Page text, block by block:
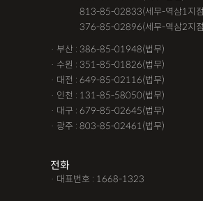
813-85-02833(세무-역삼1지
376-85-02896(세무-역삼2지
· 부산 : 386-85-01948(법무)
· 수원 : 351-85-01826(법무)
· 대전 : 649-85-02116(법무)
· 인천 : 131-85-58050(법무)
· 대구 : 679-85-02645(법무)
· 광주 : 803-85-02461(법무)
전화
· 대표번호 : 1668-1323